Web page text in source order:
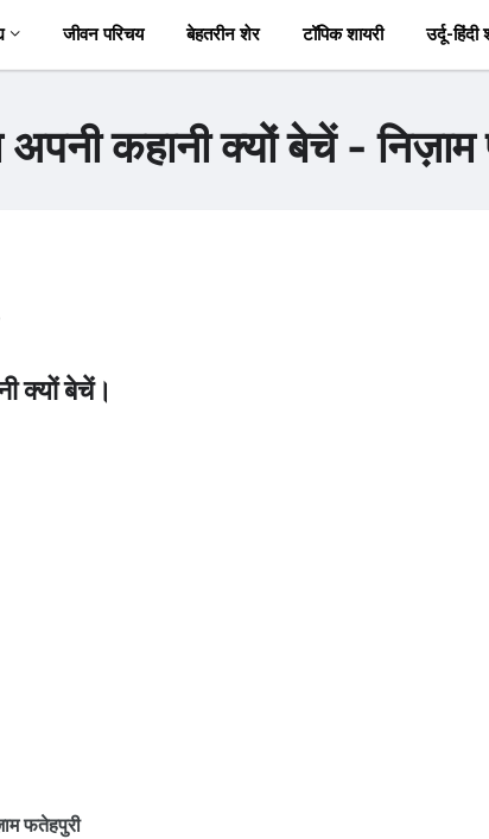
जीवन परिचय बेहतरीन शेर टॉपिक शायरी उर्दू-हिंदी
कहानी क्यों बेचें - निज़ाम
क्यों बेचें।
फतेहपुरी